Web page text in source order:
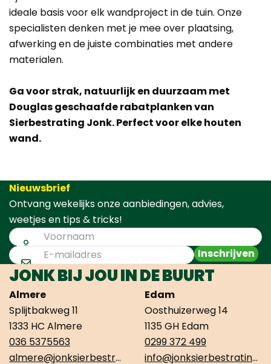
ideale basis voor elk wandproject in de tuin. Onze
specialisten denken met je mee over plaatsing,
afwerking en de juiste combinaties met andere
materialen.
Ga voor strak, natuurlijk en duurzaam met
Douglas geschaafde rabatplanken van
Sierbestrating Jonk. Perfect voor elke houten
wand.
Nieuwsbrief
Ontvang wekelijks onze aanbiedingen, advies,
weetjes en tips & tricks!
Inschrijven
JONK BIJ JOU IN DE BUURT
Almere
Splijtbakweg 11
1333 HC Almere
036 5375563
almere@jonksierbestrating.nl
Edam
Oosthuizerweg 14
1135 GH Edam
0299 372 499
info@jonksierbestrating.nl